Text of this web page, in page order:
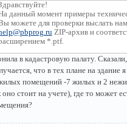
данный момент примеры
можете для проверки выслать
ZIP-архив и
*.ptf.
в кадастровую палату.
что в тех плане на
помещений -7 жилых и 2
оно стоит на учете), где то может